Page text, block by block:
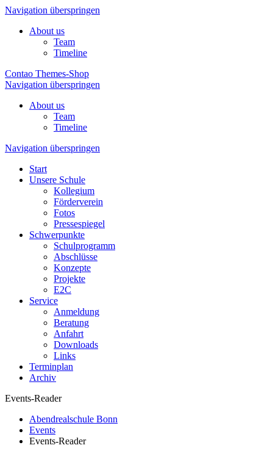
Navigation überspringen
About us
Team
Timeline
Contao Themes-Shop
Navigation überspringen
About us
Team
Timeline
Navigation überspringen
Start
Unsere Schule
Kollegium
Förderverein
Fotos
Pressespiegel
Schwerpunkte
Schulprogramm
Abschlüsse
Konzepte
Projekte
E2C
Service
Anmeldung
Beratung
Anfahrt
Downloads
Links
Terminplan
Archiv
Events-Reader
Abendrealschule Bonn
Events
Events-Reader